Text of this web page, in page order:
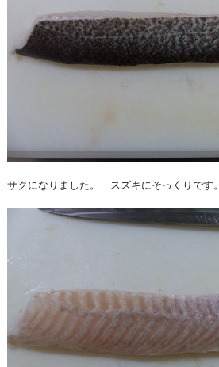
サクになりました。 スズキにそっくりです。